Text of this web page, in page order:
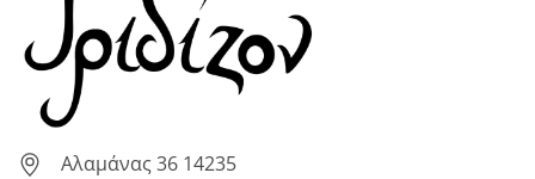
Αλαμάνας 36 14235